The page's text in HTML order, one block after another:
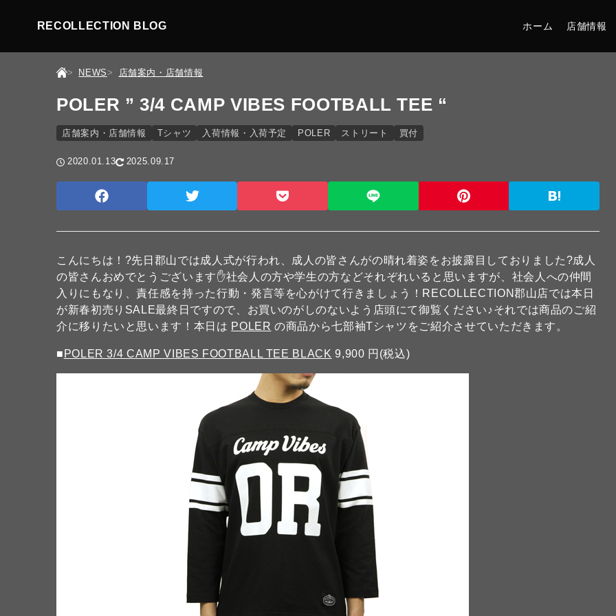
RECOLLECTION BLOG ホーム 店舗情報
NEWS 店舗案内・店舗情報
POLER ” 3/4 CAMP VIBES FOOTBALL TEE “
店舗案内・店舗情報 Tシャツ 入荷情報・入荷予定 POLER ストリート 買付
2020.01.13 2025.09.17
こんにちは！?先日郡山では成人式が行われ、成人の皆さんがの晴れ着姿をお披露目しておりました?成人
の皆さんおめでとうございます✋社会人の方や学生の方などそれぞれいると思いますが、社会人への仲間
入りにもなり、責任感を持った行動・発言等を心がけて行きましょう！RECOLLECTION郡山店では本日
が新春初売りSALE最終日ですので、お買いのがしのないよう店頭にて御覧ください♪それでは商品のご紹
介に移りたいと思います！本日は POLER の商品から七部袖Tシャツをご紹介させていただきます。
■ POLER 3/4 CAMP VIBES FOOTBALL TEE BLACK 9,900 円(税込)